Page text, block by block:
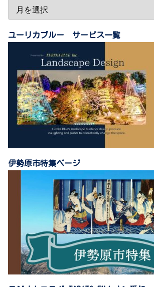
ユーリカブルー サービス一覧
伊勢原市特集ページ